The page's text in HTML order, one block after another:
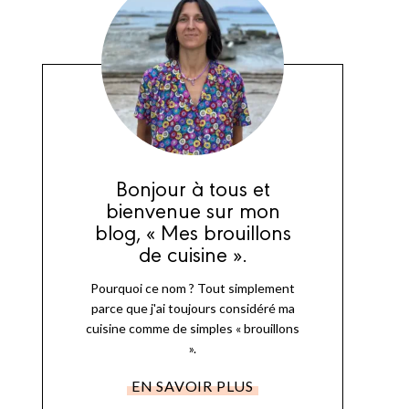
Bonjour à tous et
bienvenue sur mon
blog, « Mes brouillons
de cuisine ».
Pourquoi ce nom ? Tout simplement
parce que j'ai toujours considéré ma
cuisine comme de simples « brouillons
».
EN SAVOIR PLUS